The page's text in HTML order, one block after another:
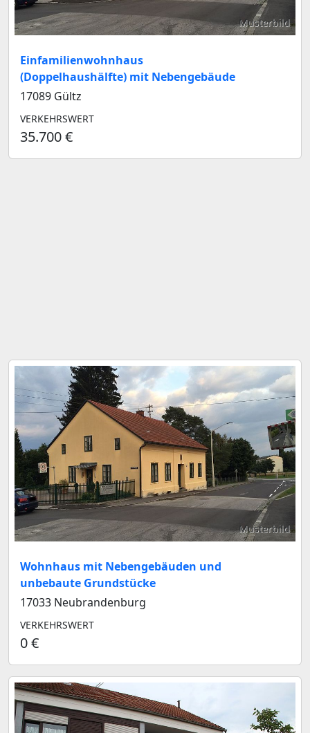
Musterbild
Einfamilienwohnhaus
(Doppelhaushälfte) mit Nebengebäude
17089 Gültz
VERKEHRSWERT
35.700 €
Musterbild
Wohnhaus mit Nebengebäuden und
unbebaute Grundstücke
17033 Neubrandenburg
VERKEHRSWERT
0 €